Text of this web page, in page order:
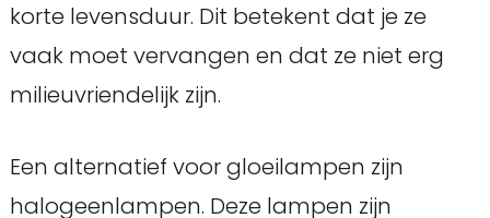
korte levensduur. Dit betekent dat je ze
vaak moet vervangen en dat ze niet erg
milieuvriendelijk zijn.
Een alternatief voor gloeilampen zijn
halogeenlampen. Deze lampen zijn